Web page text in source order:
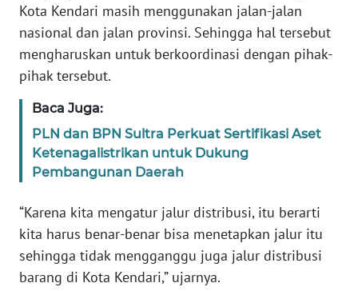
Kota Kendari masih menggunakan jalan-jalan
nasional dan jalan provinsi. Sehingga hal tersebut
mengharuskan untuk berkoordinasi dengan pihak-
pihak tersebut.
Baca Juga:
PLN dan BPN Sultra Perkuat Sertifikasi Aset
Ketenagalistrikan untuk Dukung
Pembangunan Daerah
“Karena kita mengatur jalur distribusi, itu berarti
kita harus benar-benar bisa menetapkan jalur itu
sehingga tidak mengganggu juga jalur distribusi
barang di Kota Kendari,” ujarnya.
WN
KEPRI
WN
WN
PAPUA
BARAT
WN
WN
SERAMBI